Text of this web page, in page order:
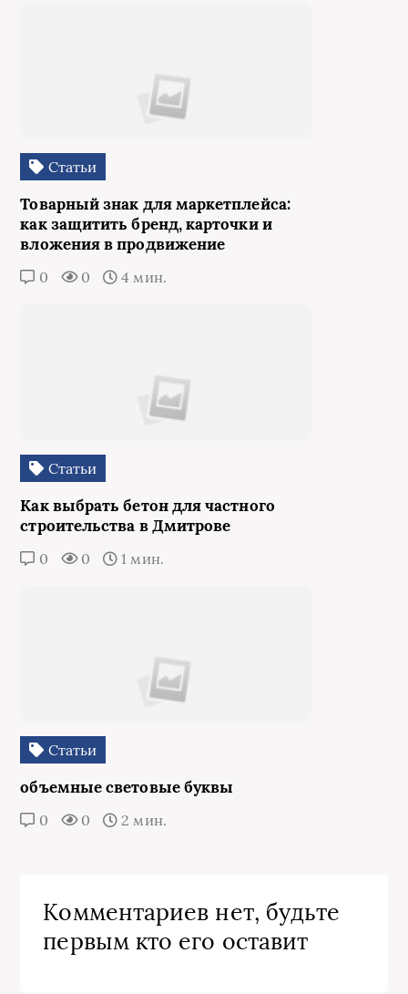
Статьи
Товарный знак для маркетплейса:
как защитить бренд, карточки и
вложения в продвижение
0 0 4 мин.
Статьи
Как выбрать бетон для частного
строительства в Дмитрове
0 0 1 мин.
Статьи
объемные световые буквы
0 0 2 мин.
Комментариев нет, будьте
первым кто его оставит